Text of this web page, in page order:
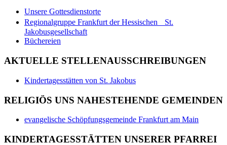
Unsere Gottesdienstorte
Regionalgruppe Frankfurt der Hessischen St.
Jakobusgesellschaft
Büchereien
AKTUELLE STELLENAUSSCHREIBUNGEN
Kindertagesstätten von St. Jakobus
RELIGIÖS UNS NAHESTEHENDE GEMEINDEN
evangelische Schöpfungsgemeinde Frankfurt am Main
KINDERTAGESSTÄTTEN UNSERER PFARREI